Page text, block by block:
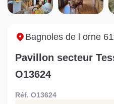
Sarthe pour booster sa
vente
Bagnoles de l orne
Pavillon secteur
O13624
Réf. O13624